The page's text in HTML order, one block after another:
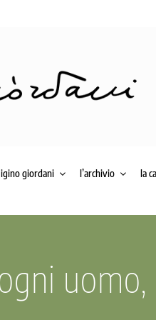
giordani l’archivio la